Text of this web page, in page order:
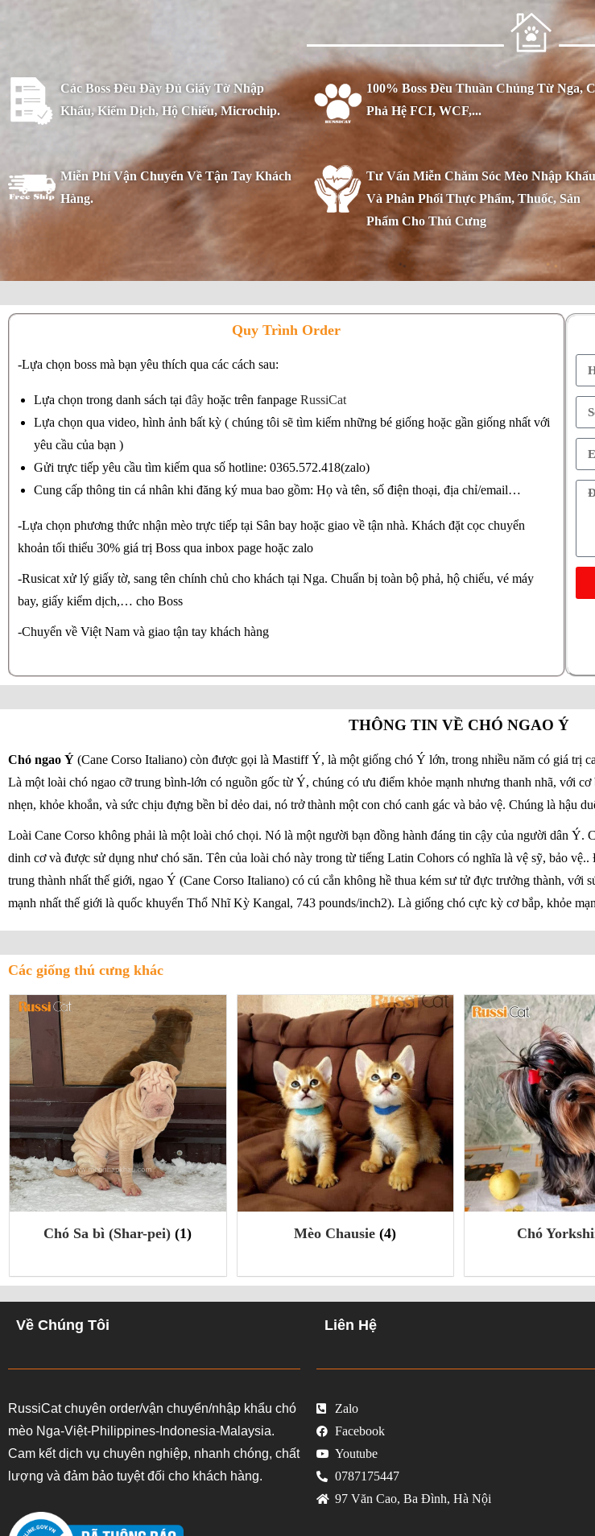
Các Boss Đều Đầy Đủ Giấy Tờ Nhập
Khẩu, Kiểm Dịch, Hộ Chiếu, Microchip.
100% Boss Đều Thuần Chủng Từ Nga,
Phả Hệ FCI, WCF,...
Miễn Phí Vận Chuyển Về Tận Tay Khách
Hàng.
Tư Vấn Miễn Chăm Sóc Mèo Nhập Khẩu
Và Phân Phối Thực Phẩm, Thuốc, Sản
Phẩm Cho Thú Cưng
Quy Trình Order
-Lựa chọn boss mà bạn yêu thích qua các cách sau:
Lựa chọn trong danh sách tại đây hoặc trên fanpage RussiCat
Lựa chọn qua video, hình ảnh bất kỳ ( chúng tôi sẽ tìm kiếm những bé giống hoặc gần giống nhất với
yêu cầu của bạn )
Gửi trực tiếp yêu cầu tìm kiếm qua số hotline: 0365.572.418(zalo)
Cung cấp thông tin cá nhân khi đăng ký mua bao gồm: Họ và tên, số điện thoại, địa chỉ/email…
-Lựa chọn phương thức nhận mèo trực tiếp tại Sân bay hoặc giao về tận nhà. Khách đặt cọc chuyển
khoản tối thiểu 30% giá trị Boss qua inbox page hoặc zalo
-Rusicat xử lý giấy tờ, sang tên chính chủ cho khách tại Nga. Chuẩn bị toàn bộ phả, hộ chiếu, vé máy
bay, giấy kiểm dịch,… cho Boss
-Chuyển về Việt Nam và giao tận tay khách hàng
THÔNG TIN VỀ CHÓ NGAO Ý
Chó ngao Ý (Cane Corso Italiano) còn được gọi là Mastiff Ý, là một giống chó Ý lớn, trong nhiều năm có giá trị
Là một loài chó ngao cỡ trung bình-lớn có nguồn gốc từ Ý, chúng có ưu điểm khỏe mạnh nhưng thanh nhã, với
nhẹn, khỏe khoắn, và sức chịu đựng bền bỉ dẻo dai, nó trở thành một con chó canh gác và bảo vệ. Chúng là hậu
Loài Cane Corso không phải là một loài chó chọi. Nó là một người bạn đồng hành đáng tin cậy của người dân Ý.
dinh cơ và được sử dụng như chó săn. Tên của loài chó này trong từ tiếng Latin Cohors có nghĩa là vệ sỹ, bảo
trung thành nhất thế giới, ngao Ý (Cane Corso Italiano) có cú cắn không hề thua kém sư tử đực trưởng thành, với
mạnh nhất thế giới là quốc khuyển Thổ Nhĩ Kỳ Kangal, 743 pounds/inch2). Là giống chó cực kỳ cơ bắp, khỏe
Các giống thú cưng khác
Mèo Chausie(4) Chó Yorkshire(1)
Chó cocker Mỹ
Về Chúng Tôi
RussiCat chuyên order/vận chuyển/nhập khẩu chó
mèo Nga-Việt-Philippines-Indonesia-Malaysia.
Cam kết dịch vụ chuyên nghiệp, nhanh chóng, chất
lượng và đảm bảo tuyệt đối cho khách hàng.
Liên Hệ
Zalo
Facebook
Youtube
0787175447
97 Văn Cao, Ba Đình, Hà Nội